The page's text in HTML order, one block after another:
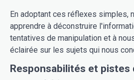
En adoptant ces réflexes simples,
apprendre à déconstruire
tentatives de manipulation et à
éclairée sur les sujets qui nous
Responsabilités et pistes